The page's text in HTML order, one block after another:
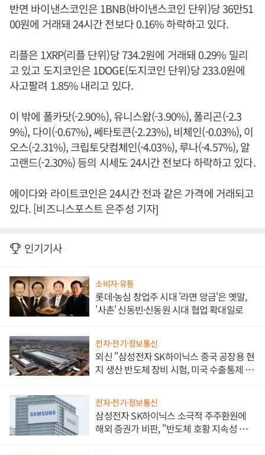
반면 바이낸스코인은 1BNB(바이낸스코인 단위)당 36만51
00원에 거래돼 24시간 전보다 0.16% 하락하고 있다.
리플은 1XRP(리플 단위)당 734.2원에 거래돼 0.29% 밀리
고 있고 도지코인은 1DOGE(도지코인 단위)당 233.0원에
사고팔려 1.85% 내리고 있다.
이 밖에 폴카닷(-2.90%), 유니스왑(-3.90%), 폴리곤(-2.3
9%), 다이(-0.67%), 쎄타토큰(-2.23%), 비체인(-0.03%), 이
오스(-2.31%), 크립토닷컴체인(-4.03%), 루나(-4.57%), 알
고랜드(-2.30%) 등의 시세도 24시간 전보다 하락하고 있다.
에이다와 라이트코인은 24시간 전과 같은 가격에 거래되고
있다. [비즈니스포스트 은주성 기자]
인기기사
소비자·유통
롯데·농심 창업주 시대 '라면 앙금'은 옛말,
'사촌' 신동빈·신동원 시대 협업 확대일로
전자·전기·정보통신
외신 "삼성전자 SK하이닉스 중국 공장용 현
지 생산 반도체 장비 시험, 미국 수출통제 대
전자·전기·정보통신
삼성전자 SK하이닉스 소극적 주주환원에
해외 증권가 비판, "반도체 호황 지속성 의